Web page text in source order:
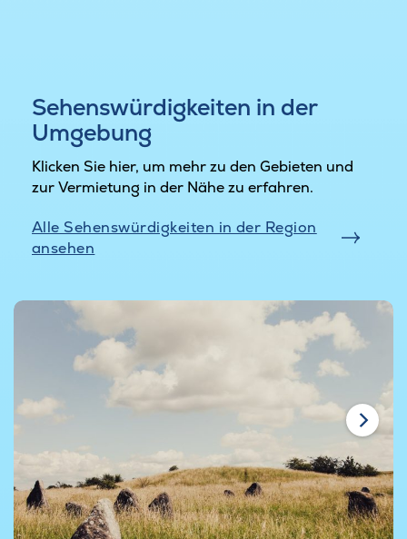
Sehenswürdigkeiten in der
Umgebung
Klicken Sie hier, um mehr zu den Gebieten und
zur Vermietung in der Nähe zu erfahren.
Alle Sehenswürdigkeiten in der Region
ansehen